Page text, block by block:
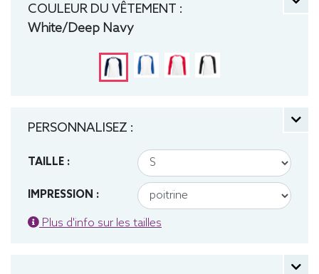
COULEUR DU VÊTEMENT :
White/Deep Navy
PERSONNALISEZ :
TAILLE :
IMPRESSION :
Plus d'info sur les tailles